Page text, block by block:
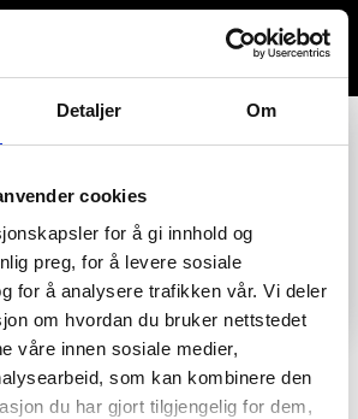
Detaljer Om
cookies
for å gi innhold og
preg, for å levere sosiale
for å analysere trafikken vår. Vi deler
om hvordan du bruker nettstedet
våre innen sosiale medier,
som kan kombinere den
du har gjort tilgjengelig for dem,